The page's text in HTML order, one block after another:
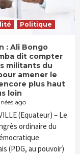
Politique
: Ali Bongo
dit compter
militants du
amener le
plus haut
loin
ago
(Equateur) – Le
ordinaire du
(PDG, au pouvoir)